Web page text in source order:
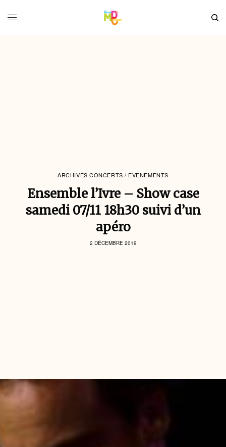
ARCHIVES CONCERTS / EVENEMENTS
Ensemble l’Ivre – Show case
samedi 07/11 18h30 suivi d’un
apéro
2 DÉCEMBRE 2019